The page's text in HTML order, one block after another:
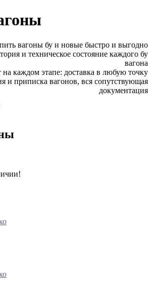
вагоны бу и новые быстро и выгодно
и техническое состояние каждого бу
вагона
на каждом этапе: доставка в любую точку
и приписка вагонов, вся сопутствующая
документация